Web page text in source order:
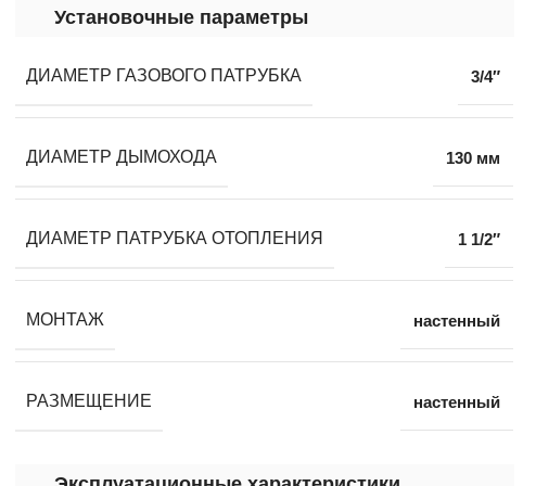
Установочные параметры
ДИАМЕТР ГАЗОВОГО ПАТРУБКА 3/4″
ДИАМЕТР ДЫМОХОДА 130 мм
ДИАМЕТР ПАТРУБКА ОТОПЛЕНИЯ 1 1/2″
МОНТАЖ настенный
РАЗМЕЩЕНИЕ настенный